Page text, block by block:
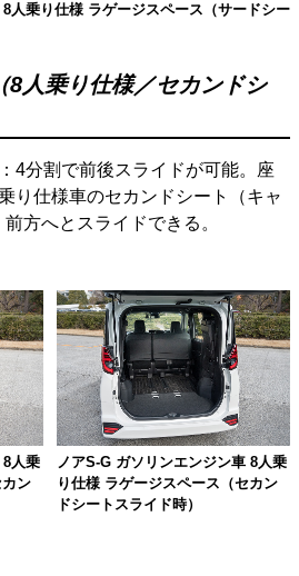
人乗り仕様 ラゲージスペース（サードシー
8人乗り仕様／セカンドシ
4分割で前後スライドが可能。座
り仕様車のセカンドシート（キャ
方へとスライドできる。
8人乗
ン
ノアS-G ガソリンエンジン車 8人乗
り仕様 ラゲージスペース（セカン
ドシートスライド時）